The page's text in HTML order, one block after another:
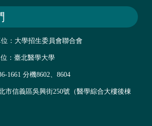
：大學招生委員會聯合會
：臺北醫學大學
1661 分機8602、8604
市信義區吳興街250號（醫學綜合大樓後棟